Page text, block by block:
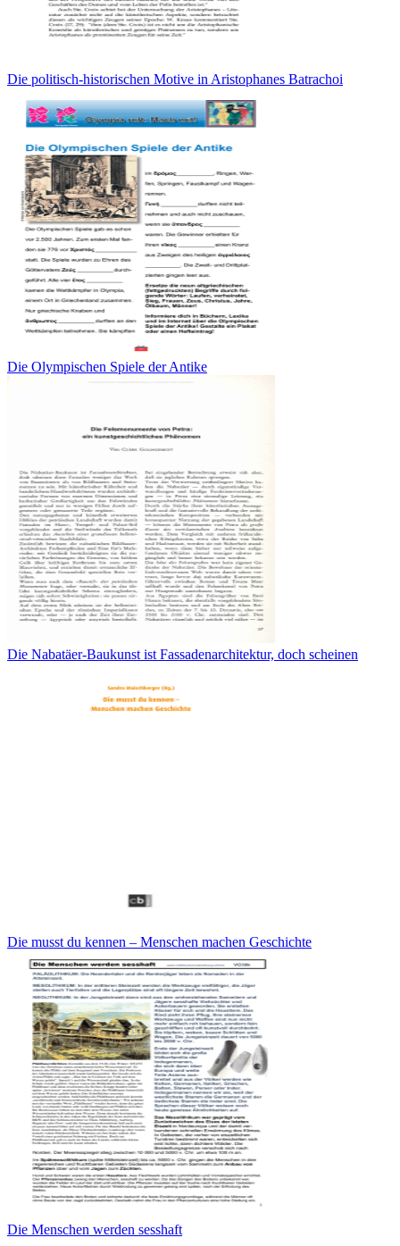
Die politisch-historischen Motive in Aristophanes Batrachoi
Die Olympischen Spiele der Antike
Die Nabatäer-Baukunst ist Fassadenarchitektur, doch scheinen
Die musst du kennen – Menschen machen Geschichte
Die Menschen werden sesshaft